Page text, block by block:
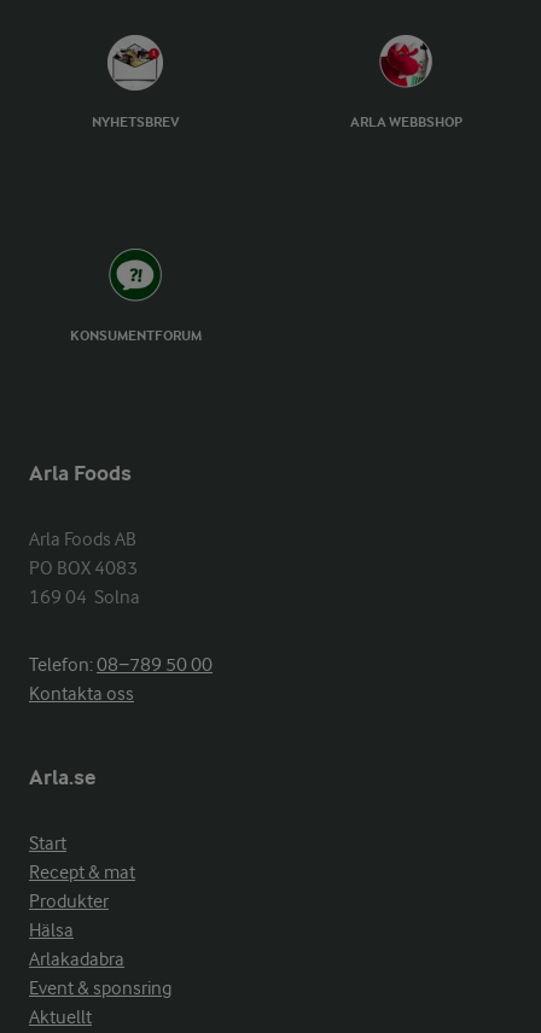
NYHETSBREV ARLA WEBBSHOP
KONSUMENTFORUM
Arla Foods
Arla Foods AB
PO BOX 4083
169 04  Solna
Telefon:08−789 50 00
Kontakta oss
Arla.se
Start
Recept & mat
Produkter
Hälsa
Arlakadabra
Event & sponsring
Aktuellt